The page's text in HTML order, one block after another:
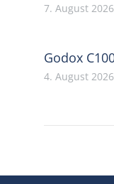
7. August 2026
Godox
4. August 2026